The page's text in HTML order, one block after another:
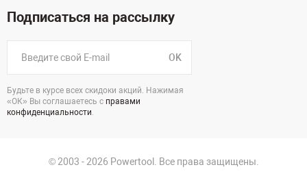
Подписаться на рассылку
OK
Будьте в курсе всех скидоки акций. Нажимая
«ОК» Вы соглашаетесь с правами
конфиденциальности.
© 2003 - 2026 Powertool. Все права защищены.